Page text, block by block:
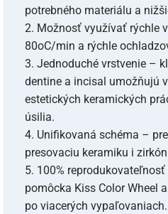
potrebného materiálu a
2. Možnosť využívať rýchle
80oC/min a rýchle
3. Jednoduché vrstvenie –
dentine a incisal umožňujú
estetických keramických
úsilia.
4. Unifikovaná schéma –
presovaciu keramiku i zirkón
5. 100%
pomôcka Kiss Color Wheel
po viacerých vypaľovaniach.